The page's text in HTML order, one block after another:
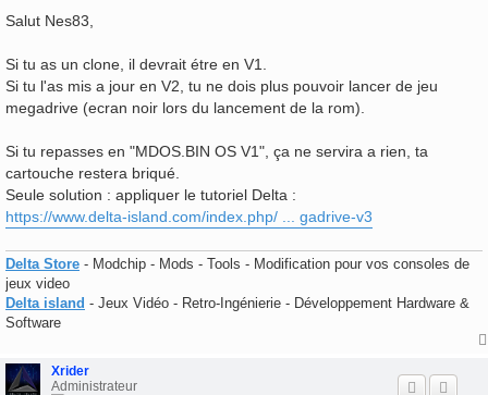
Salut Nes83,
Si tu as un clone, il devrait étre en V1.
Si tu l'as mis a jour en V2, tu ne dois plus pouvoir lancer de jeu
megadrive (ecran noir lors du lancement de la rom).
Si tu repasses en "MDOS.BIN OS V1", ça ne servira a rien, ta
cartouche restera briqué.
Seule solution : appliquer le tutoriel Delta :
https://www.delta-island.com/index.php/ ... gadrive-v3
Delta Store - Modchip - Mods - Tools - Modification pour vos consoles de
jeux video
Delta island - Jeux Vidéo - Retro-Ingénierie - Développement Hardware &
Software
Xrider
Administrateur